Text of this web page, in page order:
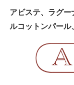
アビステ、ラグ
ルコットンパー